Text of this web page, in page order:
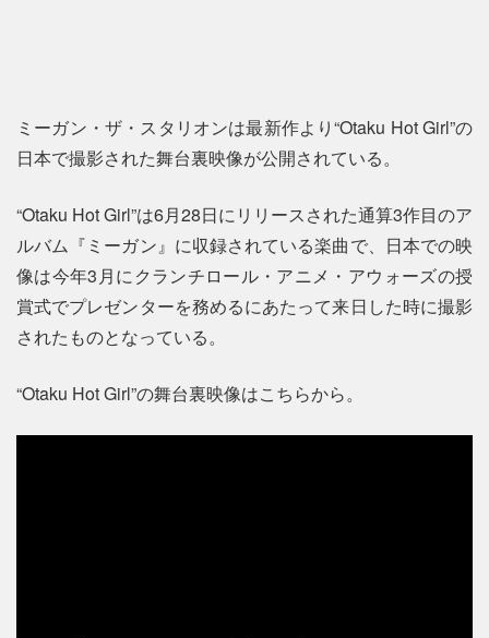
ミーガン・ザ・スタリオンは最新作より“Otaku Hot Girl”の
日本で撮影された舞台裏映像が公開されている。
“Otaku Hot Girl”は6月28日にリリースされた通算3作目のア
ルバム『ミーガン』に収録されている楽曲で、日本での映
像は今年3月にクランチロール・アニメ・アウォーズの授
賞式でプレゼンターを務めるにあたって来日した時に撮影
されたものとなっている。
“Otaku Hot Girl”の舞台裏映像はこちらから。